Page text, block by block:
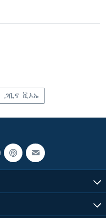
ጋቢና ቪኦኤ